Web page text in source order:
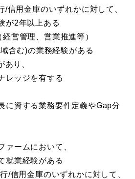
/信用金庫のいずれかに対して、
が2年以上ある
営管理、営業推進等）
含む)の業務経験がある
り、
レッジを有する
に資する業務要件定義やGap分
ァームにおいて、
就業経験がある
/信用金庫のいずれかに対して、